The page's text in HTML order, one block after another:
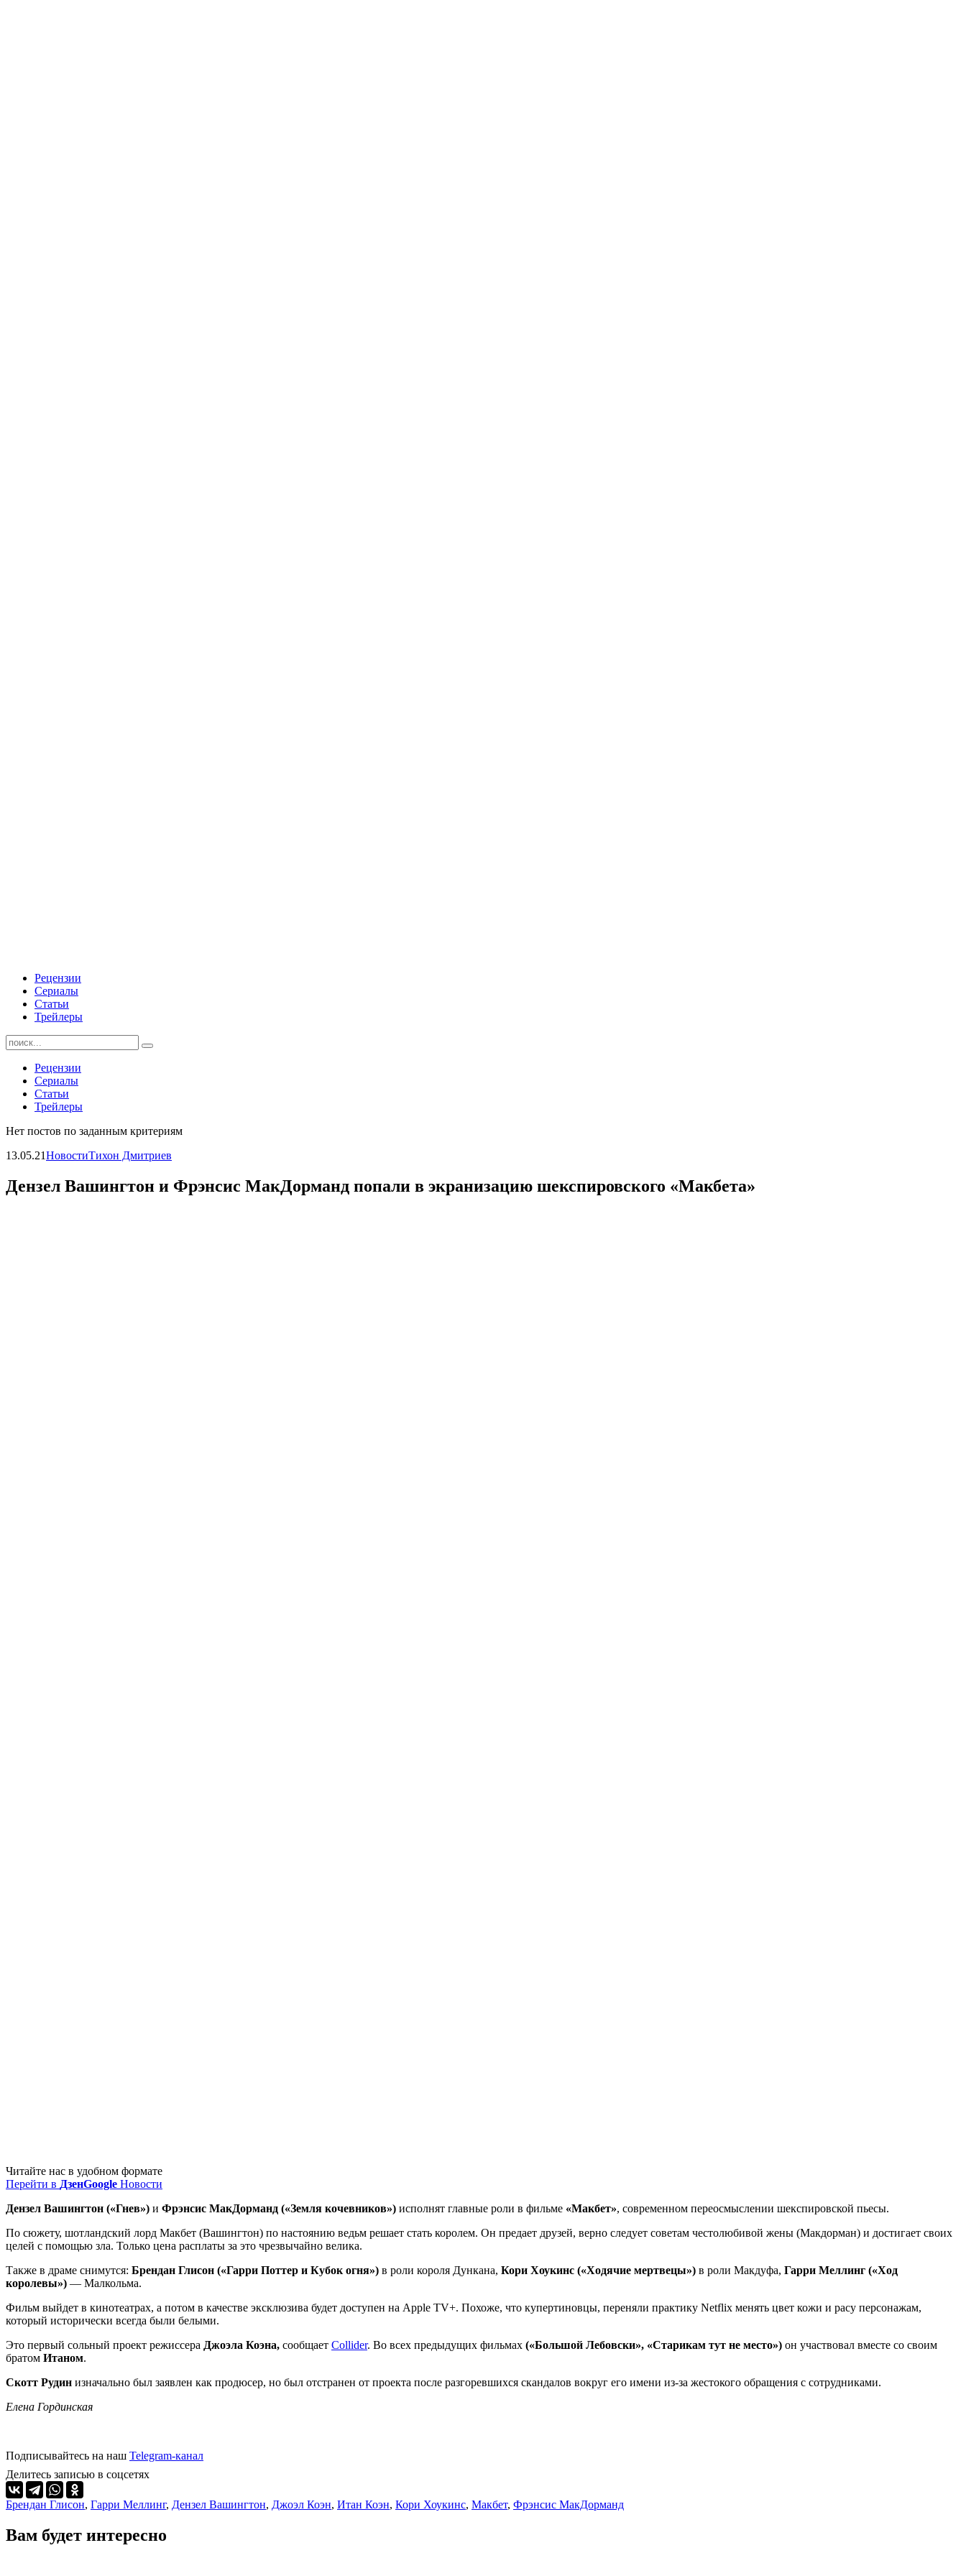
Рецензии
Сериалы
Статьи
Трейлеры
Найти:
Рецензии
Сериалы
Статьи
Трейлеры
Нет постов по заданным критериям
13.05.21НовостиТихон Дмитриев
Дензел Вашингтон и Фрэнсис МакДорманд попали в экранизацию шекспировского «Макбета»
Читайте нас в удобном формате
Перейти в ДзенGoogle Новости
Дензел Вашингтон («Гнев») и Фрэнсис МакДорманд («Земля кочевников») исполнят главные роли в фильме «Макбет», современном переосмыслении шекспировской пьесы.
По сюжету, шотландский лорд Макбет (Вашингтон) по настоянию ведьм решает стать королем. Он предает друзей, верно следует советам честолюбивой жены (Макдорман) и достигает своих
целей с помощью зла. Только цена расплаты за это чрезвычайно велика.
Также в драме снимутся: Брендан Глисон («Гарри Поттер и Кубок огня») в роли короля Дункана, Кори Хоукинс («Ходячие мертвецы») в роли Макдуфа, Гарри Меллинг («Ход
королевы») — Малкольма.
Фильм выйдет в кинотеатрах, а потом в качестве эксклюзива будет доступен на Apple TV+. Похоже, что купертиновцы, переняли практику Netflix менять цвет кожи и расу персонажам,
который исторически всегда были белыми.
Это первый сольный проект режиссера Джоэла Коэна, сообщает Collider. Во всех предыдущих фильмах («Большой Лебовски», «Старикам тут не место») он участвовал вместе со своим
братом Итаном.
Скотт Рудин изначально был заявлен как продюсер, но был отстранен от проекта после разгоревшихся скандалов вокруг его имени из-за жестокого обращения с сотрудниками.
Елена Гординская
Подписывайтесь на наш Telegram-канал
Делитесь записью в соцсетях
Брендан Глисон, Гарри Меллинг, Дензел Вашингтон, Джоэл Коэн, Итан Коэн, Кори Хоукинс, Макбет, Фрэнсис МакДорманд
Вам будет интересно